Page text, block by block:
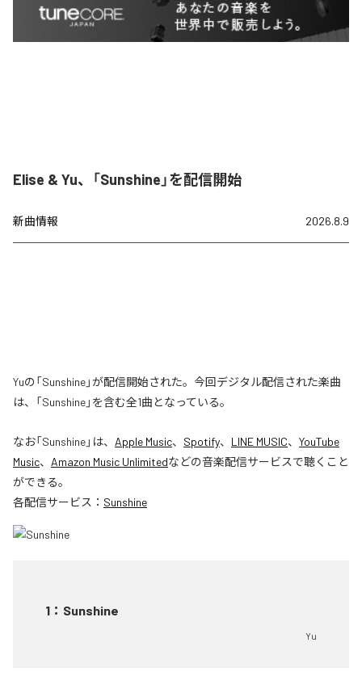
Elise & Yu、「Sunshine」を配信開始
新曲情報 2026.8.9
Yuの「Sunshine」が配信開始された。今回デジタル配信された楽曲
は、「Sunshine」を含む全1曲となっている。
なお「Sunshine」は、 Apple Music、 Spotify、 LINE MUSIC、 YouTube
Music、 Amazon Music Unlimitedなどの音楽配信サービスで聴くこと
ができる。
各配信サービス： Sunshine
1 ： Sunshine
Yu